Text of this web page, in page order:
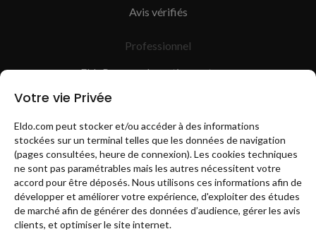
Avis vérifiés
Professionnel
EldoPro pour les artisans et pros
EldoNetwork pour les réseaux, marques et industriels
Mentions légales CGU
Politique de confidentialité
Votre vie Privée
Eldo.com peut stocker et/ou accéder à des informations
stockées sur un terminal telles que les données de navigation
(pages consultées, heure de connexion). Les cookies techniques
ne sont pas paramétrables mais les autres nécessitent votre
accord pour être déposés. Nous utilisons ces informations afin de
développer et améliorer votre expérience, d'exploiter des études
de marché afin de générer des données d’audience, gérer les avis
clients, et optimiser le site internet.